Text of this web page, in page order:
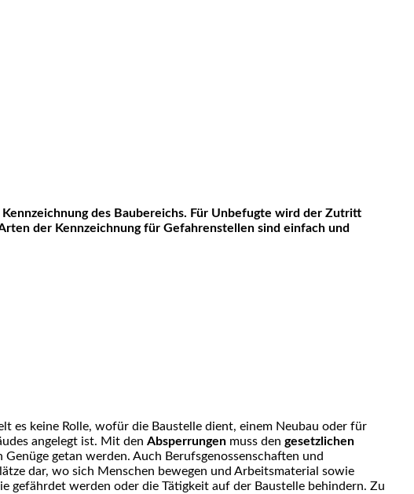
des Baubereichs. Für Unbefugte wird der Zutritt
der Kennzeichnung für Gefahrenstellen sind einfach und
es keine Rolle, wofür die Baustelle dient, einem Neubau oder für
angelegt ist. Mit den Absperrungen muss den gesetzlichen
getan werden. Auch Berufsgenossenschaften und
dar, wo sich Menschen bewegen und Arbeitsmaterial sowie
gefährdet werden oder die Tätigkeit auf der Baustelle behindern. Zu